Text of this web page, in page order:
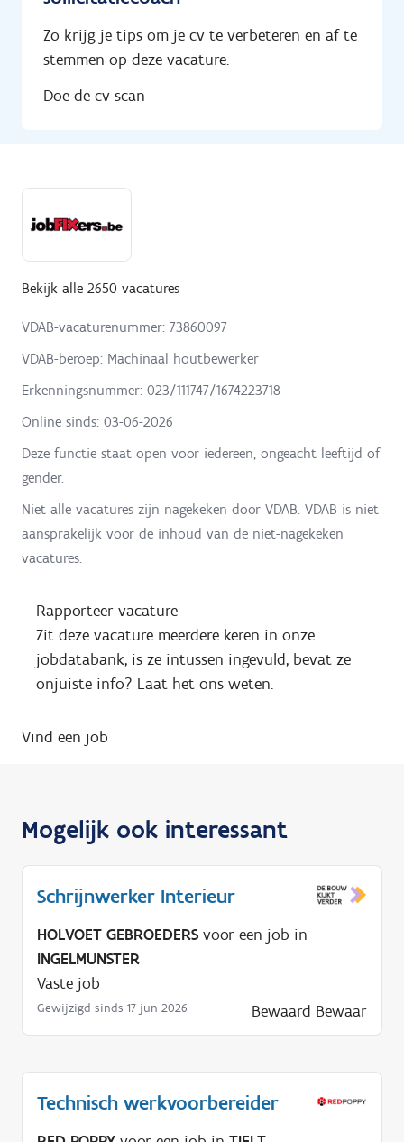
Zo krijg je tips om je cv te verbeteren en af te
stemmen op deze vacature.
Doe de cv-scan
Bekijk alle 2650 vacatures
VDAB-vacaturenummer: 73860097
VDAB-beroep: Machinaal houtbewerker
Erkenningsnummer: 023/111747/1674223718
Online sinds: 03-06-2026
Deze functie staat open voor iedereen, ongeacht leeftijd of
gender.
Niet alle vacatures zijn nagekeken door VDAB. VDAB is niet
aansprakelijk voor de inhoud van de niet-nagekeken
vacatures.
Rapporteer vacature
Zit deze vacature meerdere keren in onze
jobdatabank, is ze intussen ingevuld, bevat ze
onjuiste info? Laat het ons weten.
Vind een job
Mogelijk ook interessant
Schrijnwerker Interieur
HOLVOET GEBROEDERS voor een job in
INGELMUNSTER
Vaste job
Gewijzigd sinds 17 jun 2026 Bewaard Bewaar
Technisch werkvoorbereider